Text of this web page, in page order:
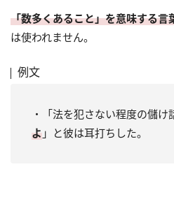
「数多くあること」を意味する言
は使われません。
例文
・「法を犯さない程度の儲け
よ 」と彼は耳打ちした。